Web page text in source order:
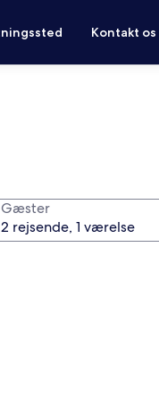
Kontakt os
Gæster